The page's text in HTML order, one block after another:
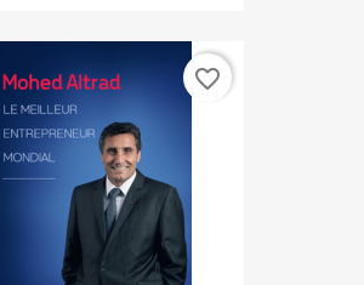
favorite_border